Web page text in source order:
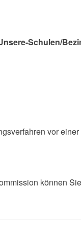
Schulen/
vor
können